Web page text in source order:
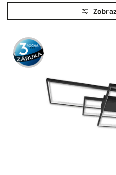
Najlacnejšie
Najdrahšie
Abecedne
3 roky
záruka